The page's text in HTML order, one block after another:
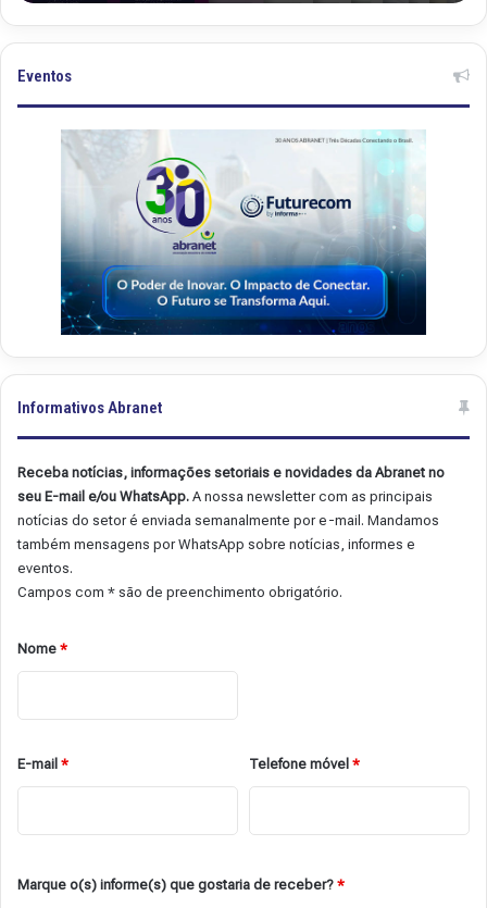
a
n
t
n
e
Eventos
Informativos Abranet
Receba notícias, informações setoriais e novidades da Abranet no
seu E-mail e/ou WhatsApp. A nossa newsletter com as principais
notícias do setor é enviada semanalmente por e-mail. Mandamos
também mensagens por WhatsApp sobre notícias, informes e
eventos.
Campos com * são de preenchimento obrigatório.
Nome *
E-mail * Telefone móvel*
Marque o(s) informe(s) que gostaria de receber? *